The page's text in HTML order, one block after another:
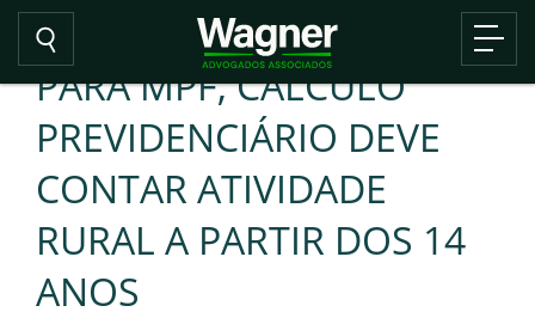
PARA MPF, CÁLCULO
PREVIDENCIÁRIO DEVE
CONTAR ATIVIDADE
RURAL A PARTIR DOS 14
ANOS